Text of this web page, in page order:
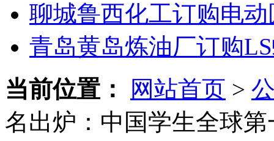
聊城鲁西化工订购电
青岛黄岛炼油厂订购
当前位置：
网站首页 >
名出炉：中国学生全球第